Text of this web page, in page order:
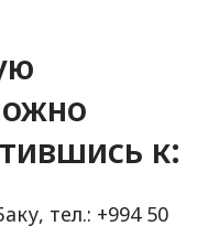
к:
тел.: +994 50